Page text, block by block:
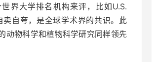
界大学排名机构来评，比如U.S.
自夸，是全球学术界的共识。此
动物科学和植物科学研究同样领先